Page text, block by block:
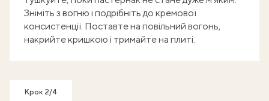
Зніміть з вогню і подрібніть до кремової
консистенції. Поставте на повільний вогонь,
накрийте кришкою і тримайте на плиті.
Крок 2/4